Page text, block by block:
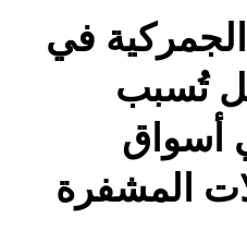
في
تُسبب
أسواق
المشفرة